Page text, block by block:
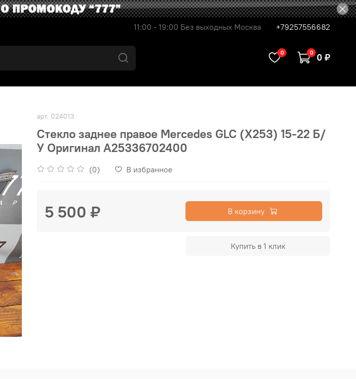
11:00 - 19:00 Без выходных Москва +79257556682
0 0 0 ₽
арт. 024013
Стекло заднее правое Mercedes GLC (X253) 15-22 Б/
У Оригинал A25336702400
(0) В избранное
5 500 ₽ В корзину
Купить в 1 клик